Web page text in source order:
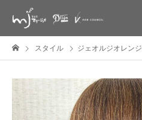
スタイル ジェオルジオレンジ